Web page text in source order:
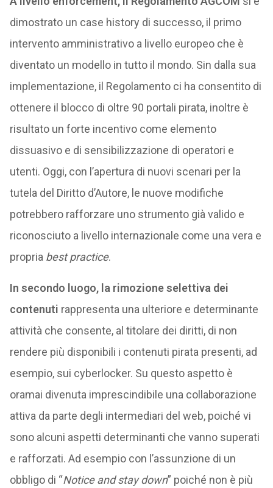
dimostrato un case history di successo, il primo
intervento amministrativo a livello europeo che è
diventato un modello in tutto il mondo. Sin dalla sua
implementazione, il Regolamento ci ha consentito di
ottenere il blocco di oltre 90 portali pirata, inoltre è
risultato un forte incentivo come elemento
dissuasivo e di sensibilizzazione di operatori e
utenti. Oggi, con l’apertura di nuovi scenari per la
tutela del Diritto d’Autore, le nuove modifiche
potrebbero rafforzare uno strumento già valido e
riconosciuto a livello internazionale come una vera e
propria best practice.
In secondo luogo, la rimozione selettiva dei
contenuti rappresenta una ulteriore e determinante
attività che consente, al titolare dei diritti, di non
rendere più disponibili i contenuti pirata presenti, ad
esempio, sui cyberlocker. Su questo aspetto è
oramai divenuta imprescindibile una collaborazione
attiva da parte degli intermediari del web, poiché vi
sono alcuni aspetti determinanti che vanno superati
e rafforzati. Ad esempio con l’assunzione di un
obbligo di “Notice and stay down” poiché non è più